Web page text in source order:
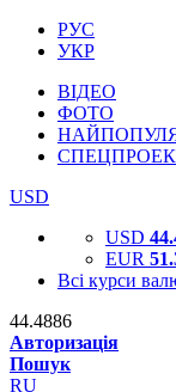
РУС
УКР
ВІДЕО
ФОТО
USD
USD
EUR
Всі курси
44.4886
Авторизація
Пошук
RU